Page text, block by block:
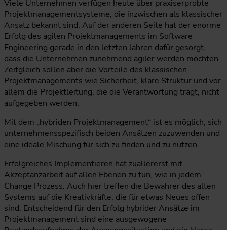
Viele Unternehmen verfügen heute über praxiserprobte
Projektmanagementsysteme, die inzwischen als klassischer
Ansatz bekannt sind. Auf der anderen Seite hat der enorme
Erfolg des agilen Projektmanagements im Software
Engineering gerade in den letzten Jahren dafür gesorgt,
dass die Unternehmen zunehmend agiler werden möchten.
Zeitgleich sollen aber die Vorteile des klassischen
Projektmanagements wie Sicherheit, klare Struktur und vor
allem die Projektleitung, die die Verantwortung trägt, nicht
aufgegeben werden.
Mit dem „hybriden Projektmanagement“ ist es möglich, sich
unternehmensspezifisch beiden Ansätzen zuzuwenden und
eine ideale Mischung für sich zu finden und zu nutzen.
Erfolgreiches Implementieren hat zuallererst mit
Akzeptanzarbeit auf allen Ebenen zu tun, wie in jedem
Change Prozess. Auch hier treffen die Bewahrer des alten
Systems auf die Kreativkräfte, die für etwas Neues offen
sind. Entscheidend für den Erfolg hybrider Ansätze im
Projektmanagement sind eine ausgewogene